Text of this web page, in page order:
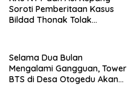
Soroti Pemberitaan Kasus
Bildad Thonak Tolak
Selama Dua Bulan
Mengalami Gangguan, Tower
BTS di Desa Otogedu Akan